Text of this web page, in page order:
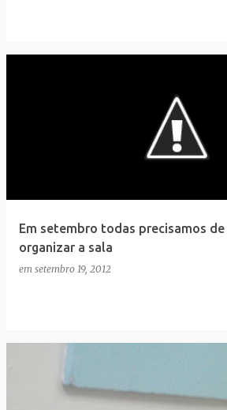
Em setembro todas precisamos
organizar a sala
em setembro 19, 2012